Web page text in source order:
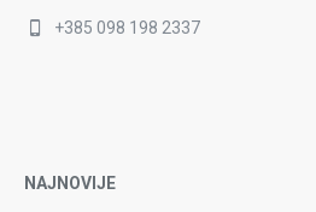
+385 098 198 2337
NAJNOVIJE